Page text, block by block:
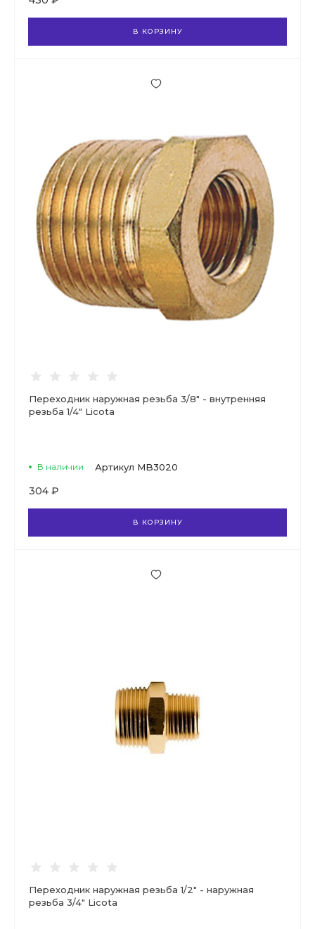
В КОРЗИНУ
Переходник наружная резьба 3/8" - внутренняя
резьба 1/4" Licota
В наличии Артикул MB3020
304 ₽
В КОРЗИНУ
Переходник наружная резьба 1/2" - наружная
резьба 3/4" Licota